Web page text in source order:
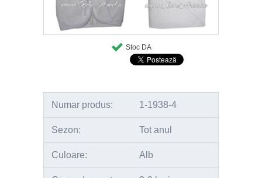
Stoc DA
Numar produs: 1-1938-4
Sezon: Tot anul
Culoare: Alb